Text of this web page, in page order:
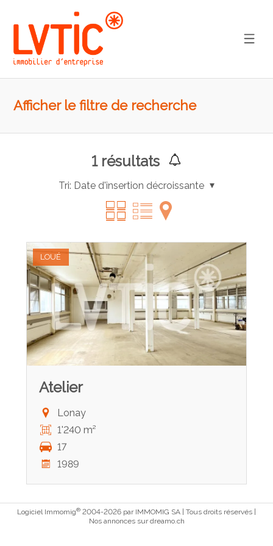
Afficher le filtre de recherche
1résultats
Tri: Date d'insertion décroissante
LOUÉ
Atelier
Lonay
1'240 m²
17
1989
Logiciel Immomig® 2004-2026 par IMMOMIG SA | Tous droits réservés |
Nos annonces surdreamo.ch